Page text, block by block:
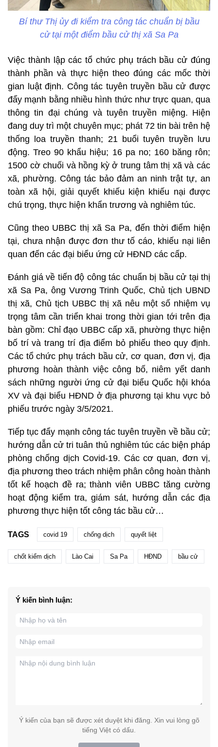
Bí thư Thị ủy đi kiểm tra công tác chuẩn bị bầu
cử tại một điểm bầu cử thị xã Sa Pa
Việc thành lập các tổ chức phụ trách bầu cử đúng
thành phần và thực hiện theo đúng các mốc thời
gian luật định. Công tác tuyên truyền bầu cử được
đẩy mạnh bằng nhiều hình thức như trực quan, qua
thông tin đại chúng và tuyên truyền miệng. Hiện
đang duy trì một chuyên mục; phát 72 tin bài trên hệ
thống loa truyền thanh; 21 buổi tuyên truyền lưu
động. Treo 90 khẩu hiệu; 16 pa no; 160 băng rôn;
1500 cờ chuối và hồng kỳ ở trung tâm thị xã và các
xã, phường. Công tác bảo đảm an ninh trật tự, an
toàn xã hội, giải quyết khiếu kiện khiếu nại được
chú trọng, thực hiện khẩn trương và nghiêm túc.
Cũng theo UBBC thị xã Sa Pa, đến thời điểm hiện
tại, chưa nhận được đơn thư tố cáo, khiếu nại liên
quan đến các đại biểu ứng cử HĐND các cấp.
Đánh giá về tiến độ công tác chuẩn bị bầu cử tại thị
xã Sa Pa, ông Vương Trinh Quốc, Chủ tịch UBND
thị xã, Chủ tịch UBBC thị xã nêu một số nhiệm vụ
trọng tâm cần triển khai trong thời gian tới trên địa
bàn gồm: Chỉ đạo UBBC cấp xã, phường thực hiện
bố trí và trang trí địa điểm bỏ phiếu theo quy định.
Các tổ chức phụ trách bầu cử, cơ quan, đơn vị, địa
phương hoàn thành việc công bố, niêm yết danh
sách những người ứng cử đại biểu Quốc hội khóa
XV và đại biểu HĐND ở địa phương tại khu vực bỏ
phiếu trước ngày 3/5/2021.
Tiếp tục đẩy mạnh công tác tuyên truyền về bầu cử;
hướng dẫn cử tri tuân thủ nghiêm túc các biện pháp
phòng chống dịch Covid-19. Các cơ quan, đơn vị,
địa phương theo trách nhiệm phân công hoàn thành
tốt kế hoạch đề ra; thành viên UBBC tăng cường
hoạt động kiểm tra, giám sát, hướng dẫn các địa
phương thực hiện tốt công tác bầu cử…
TAGS covid 19 chống dịch quyết liệt
chốt kiểm dịch Lào Cai Sa Pa HĐND bầu cử
Ý kiến bình luận:
Ý kiến của bạn sẽ được xét duyệt khi đăng. Xin vui lòng gõ
tiếng Việt có dấu.